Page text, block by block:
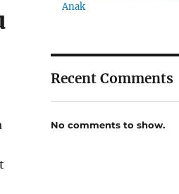
Anak
Recent Comments
No comments to show.